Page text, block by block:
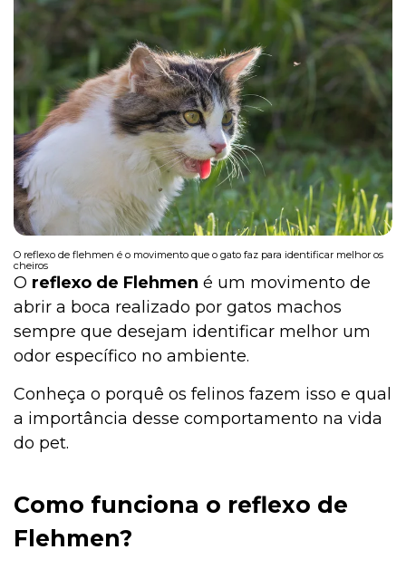
Higiene
Saúde
O reflexo de flehmen é o movimento que o gato faz para identificar melhor os
cheiros
O reflexo de Flehmen é um movimento de
abrir a boca realizado por gatos machos
sempre que desejam identificar melhor um
odor específico no ambiente.
Conheça o porquê os felinos fazem isso e qual
a importância desse comportamento na vida
do pet.
Como funciona o reflexo de
Flehmen?